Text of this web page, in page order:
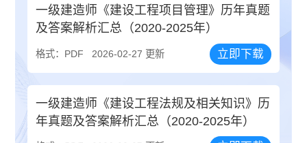
一级建造师《建设工程项目管理》历年真题
及答案解析汇总（2020-2025年）
格式：PDF 2026-02-27 更新 立即下载
一级建造师《建设工程法规及相关知识》历
年真题及答案解析汇总（2020-2025年）